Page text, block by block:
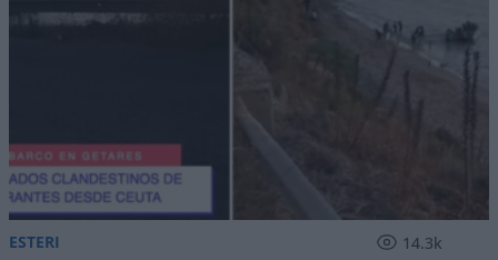
ESTERI 14.3k